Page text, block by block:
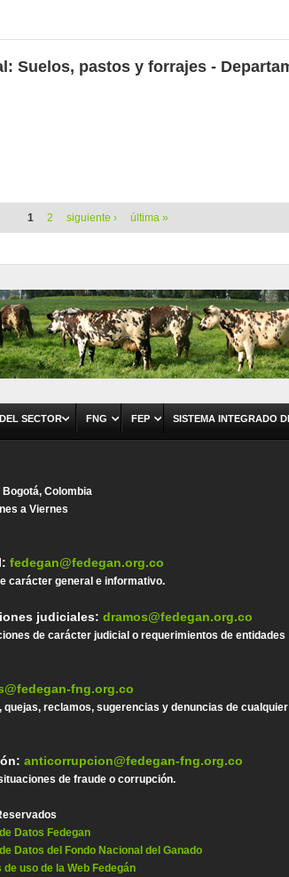
Suelos, pastos y forrajes -
1 2 siguiente › última »
SECTOR FNG FEP SISTEMA INTEGRADO
Bogotá, Colombia
a Viernes
fedegan@fedegan.org.co
carácter general e informativo.
judiciales:dramos@fedegan.org.co
de carácter judicial o requerimientos de entidades
fng.org.co
quejas, reclamos, sugerencias y denuncias de
anticorrupcion@fedegan-fng.org.co
de fraude o corrupción.
Datos Fedegan
Datos del Fondo Nacional del Ganado
uso de la Web Fedegán